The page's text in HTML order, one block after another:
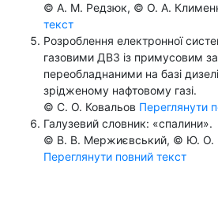
© А. М. Редзюк, © О. А.
текст
Розроблення електронної
газовими ДВЗ із примусовим
переобладнаними на базі
зрідженому нафтовому газі.
© С. О. Ковальов Переглянути
Галузевий словник: «спалини».
© В. В. Мержиєвський, © Ю. О.
Переглянути повний текст